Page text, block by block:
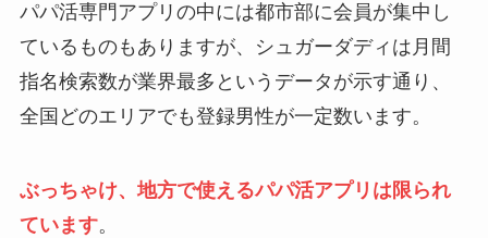
パパ活専門アプリの中には都市部に会員が集中し
ているものもありますが、シュガーダディは月間
指名検索数が業界最多というデータが示す通り、
全国どのエリアでも登録男性が一定数います。
ぶっちゃけ、地方で使えるパパ活アプリは限られ
ています。